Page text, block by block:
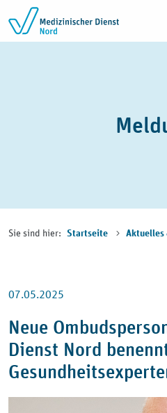
Zum Inhalt springen
Sie sind hier: Startseite Aktuelles
07.05.2025
Neue
Dienst Nord